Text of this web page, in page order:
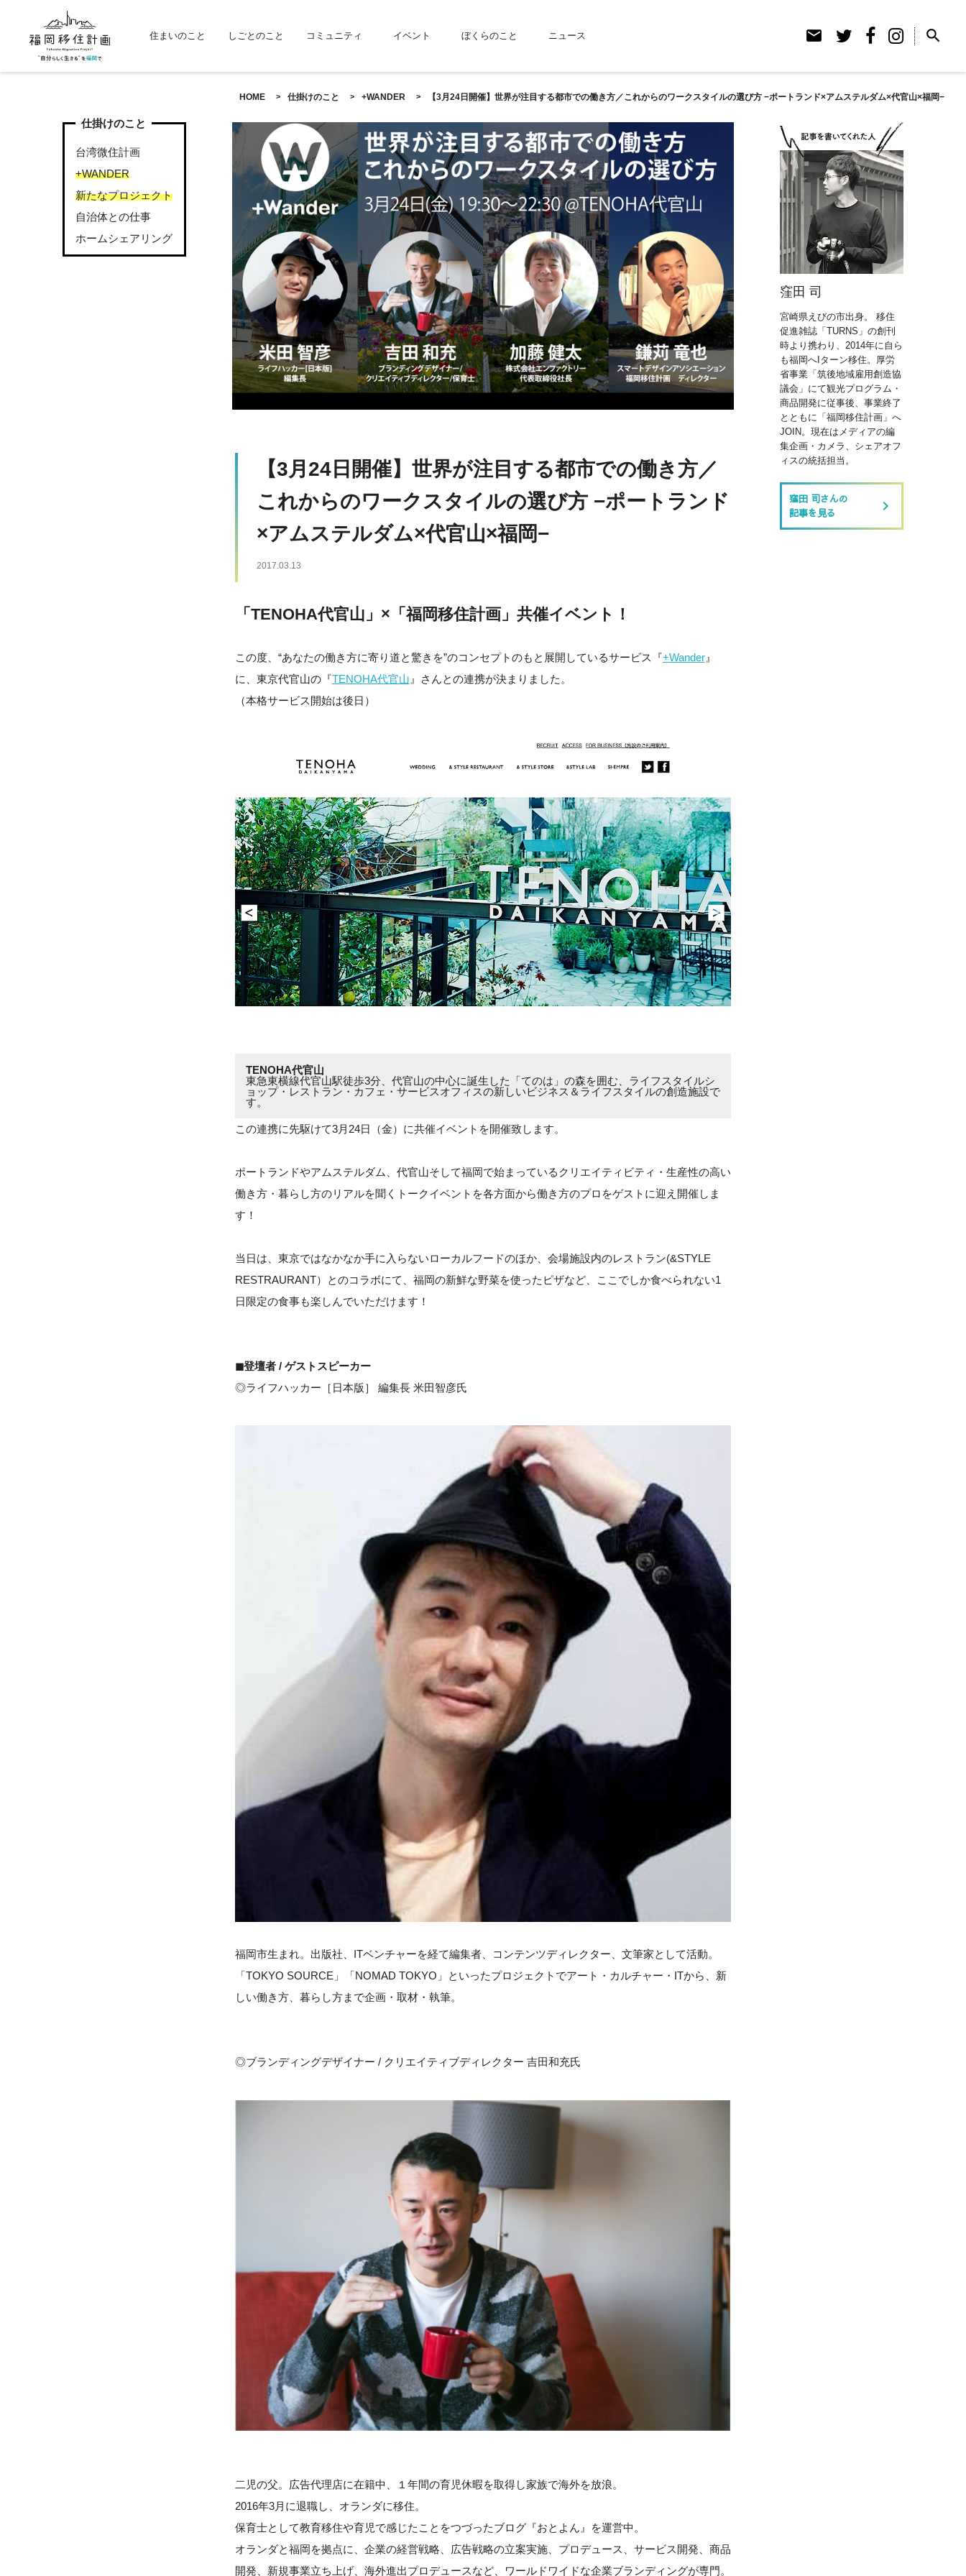
住まいのこと しごとのこと コミュニティ イベント ぼくらのこと ニュース email search
HOME 仕掛けのこと +WANDER 【3月24日開催】世界が注目する都市での働き方／これからのワークスタイルの選び方 −ポートランド×アムステルダム×代官山×福岡−
仕掛けのこと
台湾微住計画
+WANDER
新たなプロジェクト
自治体との仕事
ホームシェアリング
【3月24日開催】世界が注目する都市での働き方／
これからのワークスタイルの選び方 −ポートランド
×アムステルダム×代官山×福岡−
2017.03.13
「TENOHA代官山」×「福岡移住計画」共催イベント！
この度、“あなたの働き方に寄り道と驚きを”のコンセプトのもと展開しているサービス『+Wander』
に、東京代官山の『TENOHA代官山 』さんとの連携が決まりました。
（本格サービス開始は後日）
TENOHA代官山
東急東横線代官山駅徒歩3分、代官山の中心に誕生した「てのは」の森を囲む、ライフスタイルシ
ョップ・レストラン・カフェ・サービスオフィスの新しいビジネス＆ライフスタイルの創造施設で
す。
この連携に先駆けて3月24日（金）に共催イベントを開催致します。
ポートランドやアムステルダム、代官山そして福岡で始まっているクリエイティビティ・生産性の高い
働き方・暮らし方のリアルを聞くトークイベントを各方面から働き方のプロをゲストに迎え開催しま
す！
当日は、東京ではなかなか手に入らないローカルフードのほか、会場施設内のレストラン(&STYLE
RESTRAURANT）とのコラボにて、福岡の新鮮な野菜を使ったピザなど、ここでしか食べられない1
日限定の食事も楽しんでいただけます！
◼︎登壇者 / ゲストスピーカー
◎ライフハッカー［日本版］ 編集長 米田智彦氏
福岡市生まれ。出版社、ITベンチャーを経て編集者、コンテンツディレクター、文筆家として活動。
「TOKYO SOURCE」「NOMAD TOKYO」といったプロジェクトでアート・カルチャー・ITから、新
しい働き方、暮らし方まで企画・取材・執筆。
◎ブランディングデザイナー / クリエイティブディレクター 吉田和充氏
二児の父。広告代理店に在籍中、１年間の育児休暇を取得し家族で海外を放浪。
2016年3月に退職し、オランダに移住。
保育士として教育移住や育児で感じたことをつづったブログ『おとよん』を運営中。
オランダと福岡を拠点に、企業の経営戦略、広告戦略の立案実施、プロデュース、サービス開発、商品
開発、新規事業立ち上げ、海外進出プロデュースなど、ワールドワイドな企業ブランディングが専門。
窪田 司
宮崎県えびの市出身。 移住
促進雑誌「TURNS」の創刊
時より携わり、2014年に自ら
も福岡へIターン移住。厚労
省事業「筑後地域雇用創造協
議会」にて観光プログラム・
商品開発に従事後、事業終了
とともに「福岡移住計画」へ
JOIN。現在はメディアの編
集企画・カメラ、シェアオフ
ィスの統括担当。
窪田 司さんの
記事を見る
keyboard_arrow_right